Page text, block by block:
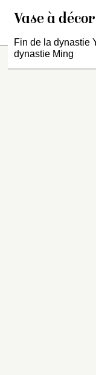
Vase à
Fin de la dynastie
dynastie Ming